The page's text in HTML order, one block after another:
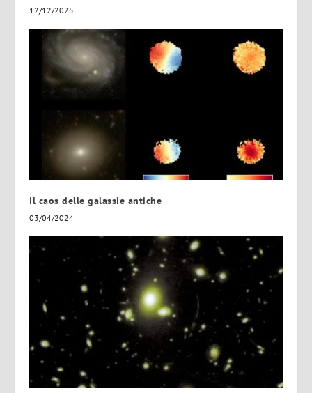
12/12/2025
Il caos delle galassie antiche
03/04/2024